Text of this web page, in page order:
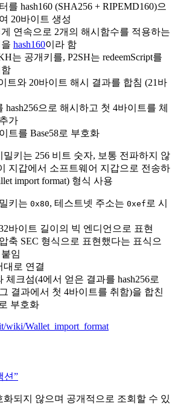
를 hash160 (SHA256 + RIPEMD160)으
20바이트 생성
연속으로 2개의 해시함수를 적용하는
hash160이라 함
는 공개키를, P2SH는 redeemScript를
트와 20바이트 해시 결과를 합침 (21바
hash256으로 해시하고 첫 4바이트를 체
가
트를 Base58로 부호화
밀키는 256 비트 숫자, 보통 전파하지 않
지갑에서 소프트웨어 지갑으로 전송하
import format) 형식 사용
키는 0x80, 테스트넷 주소는 0xef 로 시
바이트 길이의 빅 엔디언으로 표현
축 SEC 형식으로 표현했다는 표식으
임
대로 연결
체크섬(4에서 얻은 결과를 hash256로
결과에서 첫 4바이트를 취함)을 합친
부호화
wiki/Wallet_import_format
션”
화되지 않으며 공개적으로 조회할 수 있